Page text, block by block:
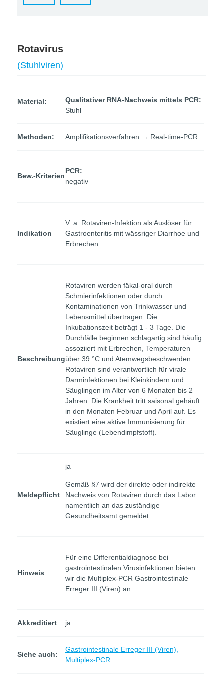
Rotavirus
(Stuhlviren)
Material:
Qualitativer RNA-Nachweis mittels PCR:
Stuhl
Methoden: Amplifikationsverfahren → Real-time-PCR
Bew.-Kriterien
PCR:
negativ
Indikation
V. a. Rotaviren-Infektion als Auslöser für
Gastroenteritis mit wässriger Diarrhoe und
Erbrechen.
Beschreibung
Rotaviren werden fäkal-oral durch
Schmierinfektionen oder durch
Kontaminationen von Trinkwasser und
Lebensmittel übertragen. Die
Inkubationszeit beträgt 1 - 3 Tage. Die
Durchfälle beginnen schlagartig sind häufig
assoziiert mit Erbrechen, Temperaturen
über 39 °C und Atemwegsbeschwerden.
Rotaviren sind verantwortlich für virale
Darminfektionen bei Kleinkindern und
Säuglingen im Alter von 6 Monaten bis 2
Jahren. Die Krankheit tritt saisonal gehäuft
in den Monaten Februar und April auf. Es
existiert eine aktive Immunisierung für
Säuglinge (Lebendimpfstoff).
Meldepflicht
ja
Gemäß §7 wird der direkte oder indirekte
Nachweis von Rotaviren durch das Labor
namentlich an das zuständige
Gesundheitsamt gemeldet.
Hinweis
Für eine Differentialdiagnose bei
gastrointestinalen Virusinfektionen bieten
wir die Multiplex-PCR Gastrointestinale
Erreger III (Viren) an.
Akkreditiert ja
Siehe auch:
Gastrointestinale Erreger III (Viren),
Multiplex-PCR